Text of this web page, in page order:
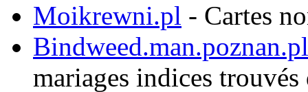
Moikrewni.pl - Cartes
Bindweed.man.poznan.pl
mariages indices trouvés